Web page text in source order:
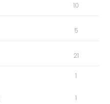
10
5
21
1
1